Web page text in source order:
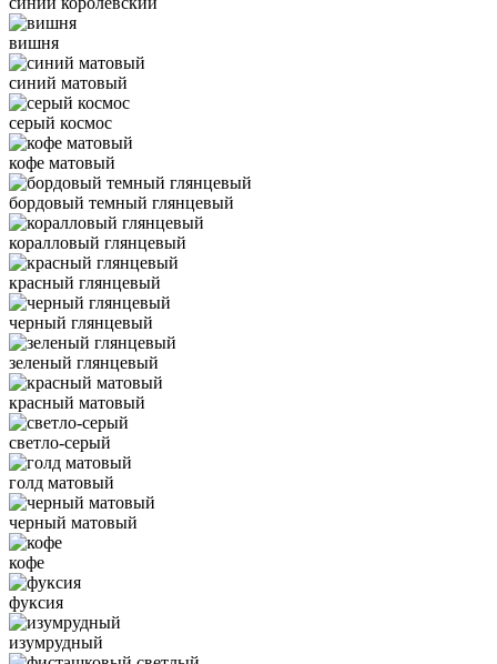
вишня
синий матовый
серый космос
кофе матовый
бордовый темный глянцевый
коралловый глянцевый
красный глянцевый
черный глянцевый
зеленый глянцевый
красный матовый
светло-серый
голд матовый
черный матовый
кофе
фуксия
изумрудный